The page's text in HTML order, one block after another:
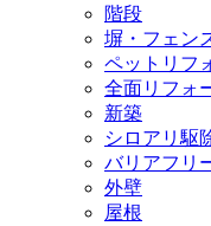
階段
塀・フェン
ペットリフ
全面リフォ
新築
シロアリ駆
バリアフリ
外壁
屋根